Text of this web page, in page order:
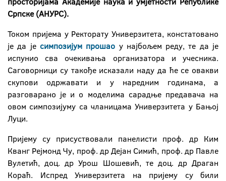
Српске (АНУРС).
Током пријема у Ректорату Универзитета, констатовано
је да је симпозијум прошао у најбољем реду, те да је
испунио сва очекивања организатора и учесника.
Саговорници су такође исказали наду да ће се овакви
скупови одржавати и у наредним годинама, а
разговарано је и о моделима сарадње предавача на
овом симпозијуму са чланицама Универзитета у Бањој
Луци.
Пријему су присуствовали панелисти проф. др Ким
Кванг Рејмонд Чу, проф. др Дејан Симић, проф. др Павле
Вулетић, доц. др Урош Шошевић, те доц. др Драган
Кораћ. Испред Универзитета на пријему су били